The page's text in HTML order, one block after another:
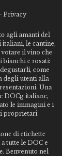
Privacy
agli amanti del
le cantine,
il vino che
bianchi e rosati:
come
degli utenti alla
Una
DOCg italiane,
le immagini e i
proprietari
di etichette
tutte le DOC e
Benvenuto nel